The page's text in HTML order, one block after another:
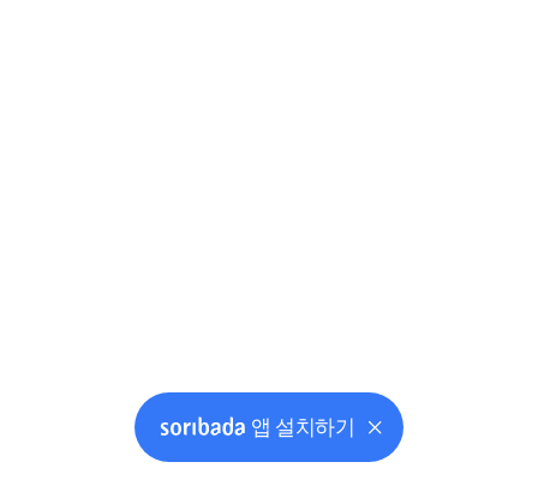
앱 설치하기